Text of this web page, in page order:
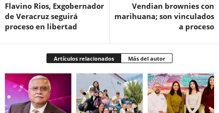
Flavino Rios, Exgobernador
de Veracruz seguirá
proceso en libertad
Vendian brownies con
marihuana; son vinculados
a proceso
Artículos relacionados Más del autor